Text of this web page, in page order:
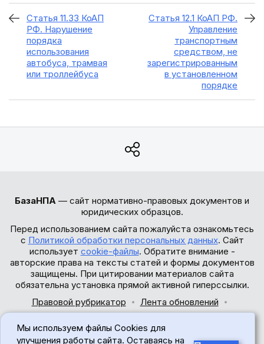
Статья 11.33 КоАП
РФ. Нарушение
порядка
использования
автобуса, трамвая
или троллейбуса
Статья 12.1 КоАП РФ.
Управление
транспортным
средством, не
зарегистрированным
в установленном
порядке
БазаНПА — сайт нормативно-правовых документов и
юридических образцов.
Перед использованием сайта пожалуйста ознакомьтесь
с Политикой обработки персональных данных. Сайт
использует cookie-файлы. Обратите внимание -
авторские права на тексты статей и формы документов
защищены. При цитировании материалов сайта
обязательна установка прямой активной гиперссылки.
Правовой рубрикатор
Лента обновлений
© 2017-2026
Мы используем файлы Cookies для
улучшения работы сайта. Оставаясь на